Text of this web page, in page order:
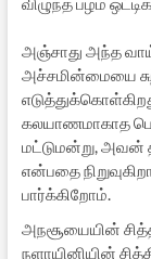
அஞ்சாது அந்த
அச்சமின்மையை
கலயாணமாகாத
மட்டுமன்று, அவன்
என்பதை
பார்க்கிறோம்.
அநசூயையின்
நளாயினியின்